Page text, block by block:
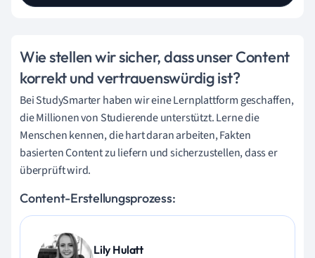
Wie stellen wir sicher, dass unser Content
korrekt und vertrauenswürdig ist?
Bei StudySmarter haben wir eine Lernplattform geschaffen,
die Millionen von Studierende unterstützt. Lerne die
Menschen kennen, die hart daran arbeiten, Fakten
basierten Content zu liefern und sicherzustellen, dass er
überprüft wird.
Content-Erstellungsprozess:
Lily Hulatt